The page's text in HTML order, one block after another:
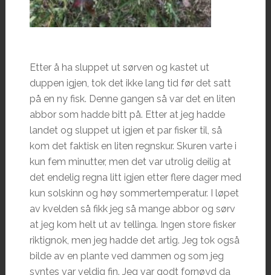
Etter å ha sluppet ut sørven og kastet ut
duppen igjen, tok det ikke lang tid før det satt
på en ny fisk. Denne gangen så var det en liten
abbor som hadde bitt på. Etter at jeg hadde
landet og sluppet ut igjen et par fisker til, så
kom det faktisk en liten regnskur. Skuren varte i
kun fem minutter, men det var utrolig deilig at
det endelig regna litt igjen etter flere dager med
kun solskinn og høy sommertemperatur. I løpet
av kvelden så fikk jeg så mange abbor og sørv
at jeg kom helt ut av tellinga. Ingen store fisker
riktignok, men jeg hadde det artig. Jeg tok også
bilde av en plante ved dammen og som jeg
syntes var veldig fin. Jeg var godt fornøyd da